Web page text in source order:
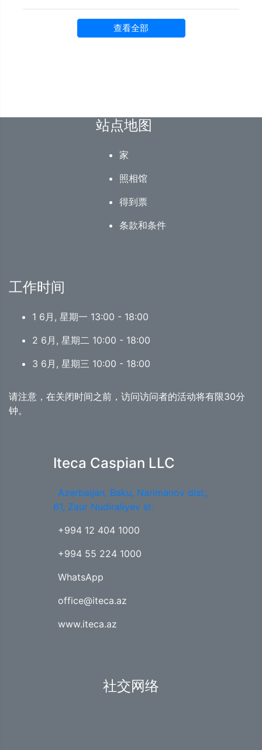
查看全部
站点地图
家
照相馆
得到票
条款和条件
工作时间
1 6月, 星期一 13:00 - 18:00
2 6月, 星期二 10:00 - 18:00
3 6月, 星期三 10:00 - 18:00
请注意，在关闭时间之前，访问访问者的活动将有限30分
钟。
Iteca Caspian LLC
Azerbaijan, Baku, Narimanov dist.,
61, Zaur Nudiraliyev st.
+994 12 404 1000
+994 55 224 1000
WhatsApp
office@iteca.az
www.iteca.az
社交网络